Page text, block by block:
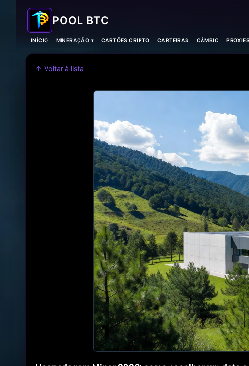
POOL BTC
INÍCIO MINERAÇÃO ▾ CARTÕES CRIPTO CARTEIRAS CÂMBIO
↑ Voltar à lista